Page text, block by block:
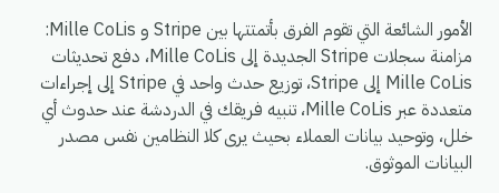
الأمور الشائعة التي تقوم الفرق بأتمتتها بين Stripe و Mille CoLis:
مزامنة سجلات Stripe الجديدة إلى Mille CoLis، دفع تحديثات
Mille CoLis إلى Stripe، توزيع حدث واحد في Stripe إلى إجراءات
متعددة عبر Mille CoLis، تنبيه فريقك في الدردشة عند حدوث أي
خلل، وتوحيد بيانات العملاء بحيث يرى كلا النظامين نفس مصدر
البيانات الموثوق.